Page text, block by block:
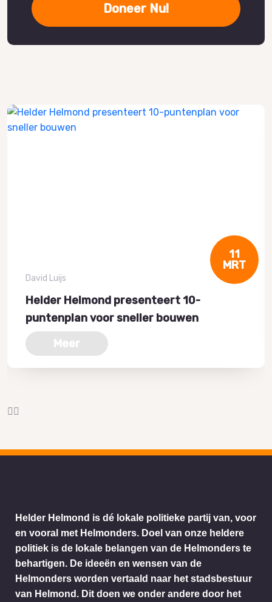
Doneer Nu!
11
MRT
David Luijs
Helder Helmond presenteert 10-
puntenplan voor sneller bouwen
Meer
Helder Helmond is dé lokale politieke partij van, voor
en vooral met Helmonders. Doel van onze heldere
politiek is de lokale belangen van de Helmonders te
behartigen. De ideeën en wensen van de
Helmonders worden vertaald naar het stadsbestuur
van Helmond. Dit doen we onder andere door het